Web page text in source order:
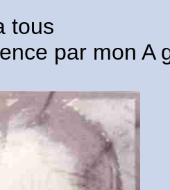
tous
par mon A